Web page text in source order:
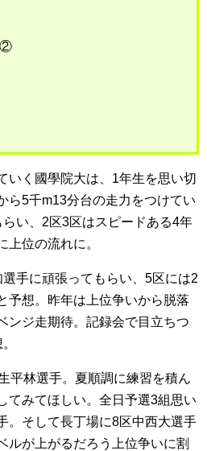
②
く國學院大は、1年生を思い切
ら5千m13分台の走力をつけてい
い、2区3区はスピードある4年
上位の流れに。
手に頑張ってもらい、5区には2
予想。昨年は上位争いから脱落
ンジ走期待。記録会で目立ちつ
平林選手。夏順調に練習を積ん
てみてほしい。全日予選3組思い
。そして長丁場に8区中西大選手
ルが上がるだろう上位争いに割